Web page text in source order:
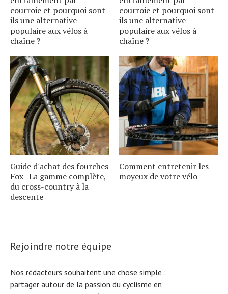
courroie et pourquoi sont-
ils une alternative
populaire aux vélos à
chaîne ?
courroie et pourquoi sont-
ils une alternative
populaire aux vélos à
chaîne ?
Guide d'achat des fourches
Fox | La gamme complète,
du cross-country à la
descente
Comment entretenir les
moyeux de votre vélo
Rejoindre notre équipe
Nos rédacteurs souhaitent une chose simple :
partager autour de la passion du cyclisme en